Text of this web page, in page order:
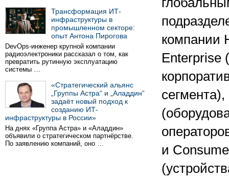
Трансформация ИТ-
инфраструктуры в
промышленном секторе:
опыт Антона Пирогова
DevOps-инженер крупной компании
радиоэлектроники рассказал о том, как
превратить рутинную эксплуатацию
системы …
«Стратегический альянс
„Группы Астра“ и „Аладдин“
задаёт новый подход к
созданию ИТ-
инфраструктуры в России»
На днях «Группа Астра» и «Аладдин»
объявили о стратегическом партнёрстве.
По заявлению компаний, оно …
компании
Enterprise
и